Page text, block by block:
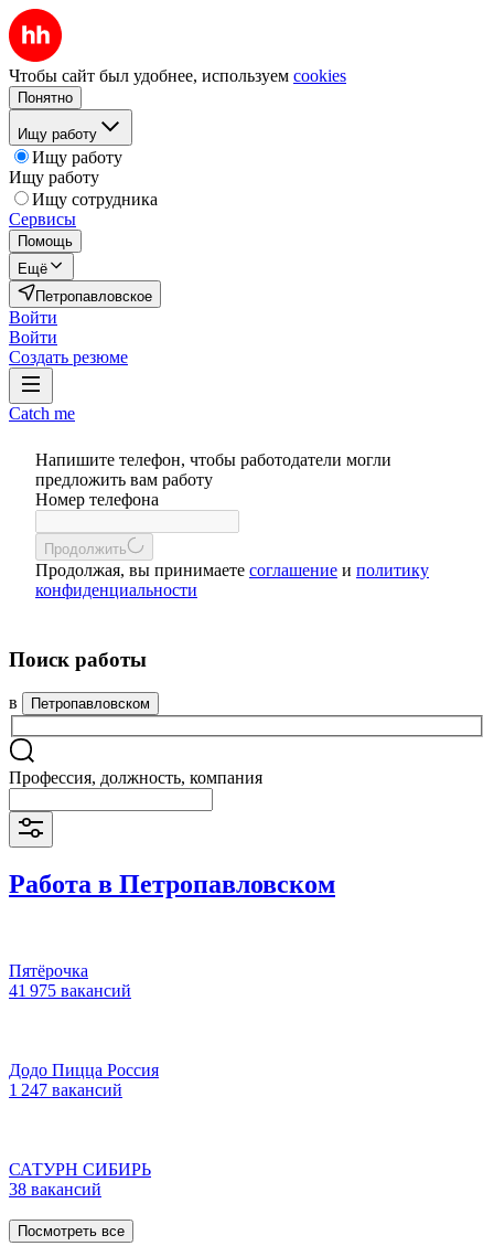
Чтобы сайт был удобнее, используем cookies
Понятно
Ищу работу
Ищу работу
Ищу работу
Ищу сотрудника
Сервисы
Помощь
Ещё
Петропавловское
Войти
Войти
Создать резюме
Catch me
Напишите телефон, чтобы работодатели могли
предложить вам работу
Номер телефона
Продолжить
Продолжая, вы принимаете соглашение и политику
конфиденциальности
Поиск работы
в Петропавловском
Профессия, должность, компания
Работа в Петропавловском
Пятёрочка
41 975 вакансий
Додо Пицца Россия
1 247 вакансий
САТУРН СИБИРЬ
38 вакансий
Посмотреть все